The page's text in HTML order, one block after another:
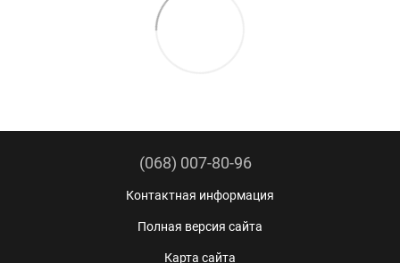
(068) 007-80-96
Контактная информация
Полная версия сайта
Карта сайта